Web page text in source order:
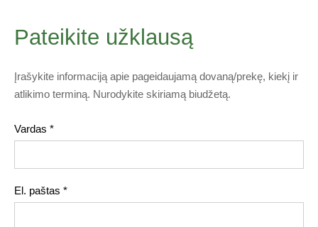
Pateikite užklausą
Įrašykite informaciją apie pageidaujamą dovaną/prekę, kiekį ir
atlikimo terminą. Nurodykite skiriamą biudžetą.
Vardas *
El. paštas *